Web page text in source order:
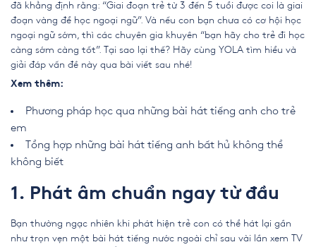
đã khẳng định rằng: “Giai đoạn trẻ từ 3 đến 5 tuổi được coi là giai
đoạn vàng để học ngoại ngữ”. Và nếu con bạn chưa có cơ hội học
ngoại ngữ sớm, thì các chuyên gia khuyên “bạn hãy cho trẻ đi học
càng sớm càng tốt”. Tại sao lại thế? Hãy cùng YOLA tìm hiểu và
giải đáp vấn đề này qua bài viết sau nhé!
Xem thêm:
Phương pháp học qua những bài hát tiếng anh cho trẻ
em
Tổng hợp những bài hát tiếng anh bất hủ không thể
không biết
1. Phát âm chuẩn ngay từ đầu
Bạn thường ngạc nhiên khi phát hiện trẻ con có thể hát lại gần
như trọn vẹn một bài hát tiếng nước ngoài chỉ sau vài lần xem TV